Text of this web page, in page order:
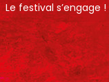
Le festival s’engage !